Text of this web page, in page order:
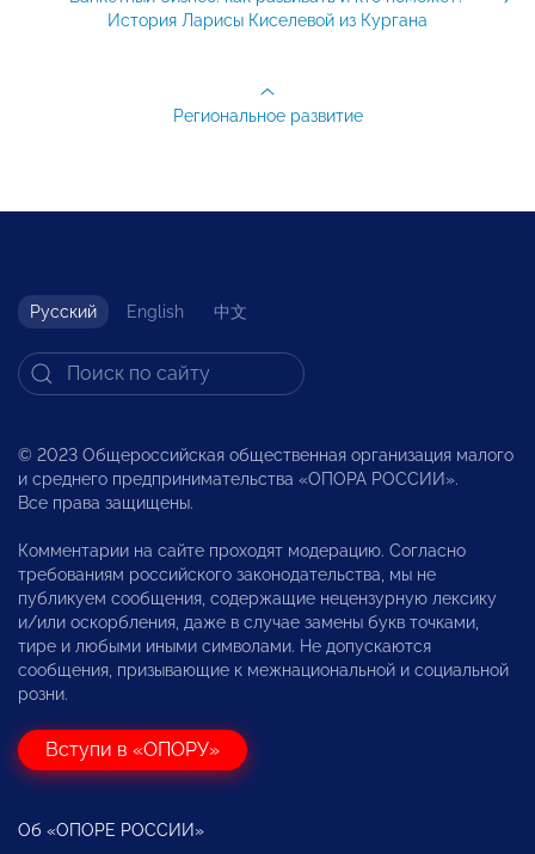
История Ларисы Киселевой из Кургана
Региональное развитие
Русский English 中文
© 2023 Общероссийская общественная организация малого
и среднего предпринимательства «ОПОРА РОССИИ».
Все права защищены.
Комментарии на сайте проходят модерацию. Согласно
требованиям российского законодательства, мы не
публикуем сообщения, содержащие нецензурную лексику
и/или оскорбления, даже в случае замены букв точками,
тире и любыми иными символами. Не допускаются
сообщения, призывающие к межнациональной и социальной
розни.
Вступи в «ОПОРУ»
Об «ОПОРЕ РОССИИ»